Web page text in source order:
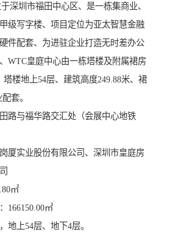
深圳市福田中心区、是一栋集商业、
级写字楼、项目定位为亚太智慧金融
件配套、为进驻企业打造无时差办公
WTC皇庭中心由一栋塔楼及附属裙房
塔楼地上54层、建筑高度249.88米、裙
套。
路与福华路交汇处（会展中心地铁
厦实业股份有限公司、深圳市皇庭房
㎡
166150.00㎡
地上54层、地下4层。